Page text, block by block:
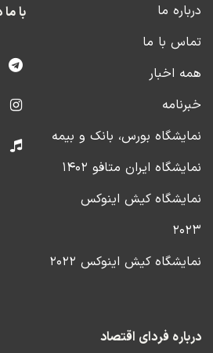
درباره ما
تماس با ما
همه اخبار
خبرنامه
نمایشگاه بورس، بانک و بیمه
نمایشگاه ایران متافو ۱۴۰۲
نمایشگاه کیش اینوکس
۲۰۲۳
نمایشگاه کیش اینوکس ۲۰۲۲
با
درباره فردای اقتصاد